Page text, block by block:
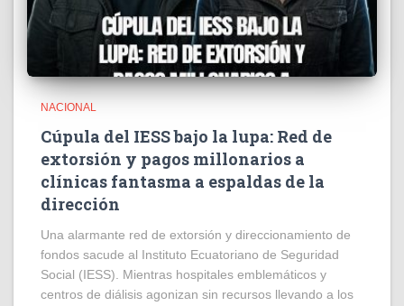
NACIONAL
Cúpula del IESS bajo la lupa: Red de
extorsión y pagos millonarios a
clínicas fantasma a espaldas de la
dirección
​Una alarmante red de extorsión y direccionamiento de
fondos sacude al Instituto Ecuatoriano de Seguridad
Social (IESS). Mientras hospitales emblemáticos y
centros de diálisis agonizan sin recursos llevando a los